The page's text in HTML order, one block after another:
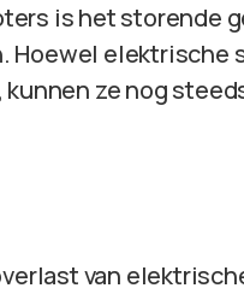
is het storende
Hoewel elektrische
ze nog
van